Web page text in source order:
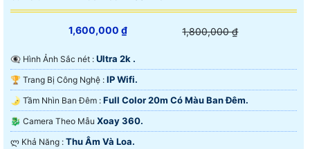
1,600,000 ₫ 1,800,000 ₫
👁️‍🗨 Hình Ảnh Sắc nét : Ultra 2k .
🏆 Trang Bị Công Nghệ : IP Wifi.
🌛 Tầm Nhìn Ban Đêm : Full Color 20m Có Màu Ban Ðêm.
🐉️ Camera Theo Mẫu Xoay 360.
️ლ Khả Năng : Thu Âm Và Loa.